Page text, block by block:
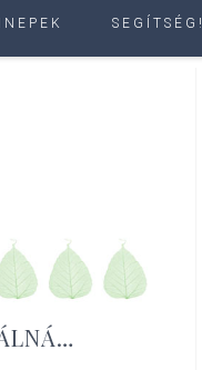
SEGÍTSÉG!